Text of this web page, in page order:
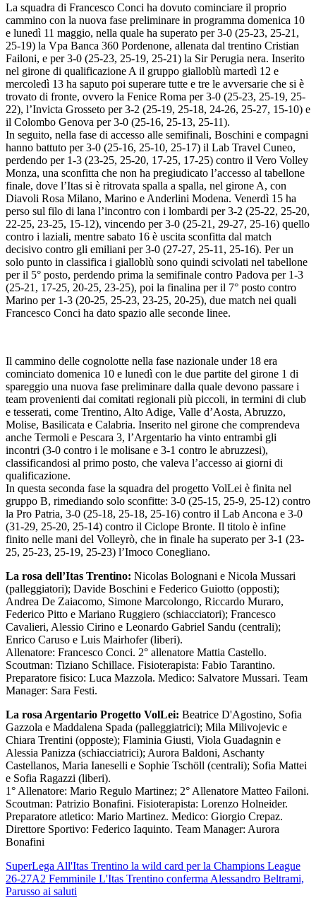
La squadra di Francesco Conci ha dovuto cominciare il proprio
cammino con la nuova fase preliminare in programma domenica 10
e lunedì 11 maggio, nella quale ha superato per 3-0 (25-23, 25-21,
25-19) la Vpa Banca 360 Pordenone, allenata dal trentino Cristian
Failoni, e per 3-0 (25-23, 25-19, 25-21) la Sir Perugia nera. Inserito
nel girone di qualificazione A il gruppo gialloblù martedì 12 e
mercoledì 13 ha saputo poi superare tutte e tre le avversarie che si è
trovato di fronte, ovvero la Fenice Roma per 3-0 (25-23, 25-19, 25-
22), l’Invicta Grosseto per 3-2 (25-19, 25-18, 24-26, 25-27, 15-10) e
il Colombo Genova per 3-0 (25-16, 25-13, 25-11).
In seguito, nella fase di accesso alle semifinali, Boschini e compagni
hanno battuto per 3-0 (25-16, 25-10, 25-17) il Lab Travel Cuneo,
perdendo per 1-3 (23-25, 25-20, 17-25, 17-25) contro il Vero Volley
Monza, una sconfitta che non ha pregiudicato l’accesso al tabellone
finale, dove l’Itas si è ritrovata spalla a spalla, nel girone A, con
Diavoli Rosa Milano, Marino e Anderlini Modena. Venerdì 15 ha
perso sul filo di lana l’incontro con i lombardi per 3-2 (25-22, 25-20,
22-25, 23-25, 15-12), vincendo per 3-0 (25-21, 29-27, 25-16) quello
contro i laziali, mentre sabato 16 è uscita sconfitta dal match
decisivo contro gli emiliani per 3-0 (27-27, 25-11, 25-16). Per un
solo punto in classifica i gialloblù sono quindi scivolati nel tabellone
per il 5° posto, perdendo prima la semifinale contro Padova per 1-3
(25-21, 17-25, 20-25, 23-25), poi la finalina per il 7° posto contro
Marino per 1-3 (20-25, 25-23, 23-25, 20-25), due match nei quali
Francesco Conci ha dato spazio alle seconde linee.
Il cammino delle cognolotte nella fase nazionale under 18 era
cominciato domenica 10 e lunedì con le due partite del girone 1 di
spareggio una nuova fase preliminare dalla quale devono passare i
team provenienti dai comitati regionali più piccoli, in termini di club
e tesserati, come Trentino, Alto Adige, Valle d’Aosta, Abruzzo,
Molise, Basilicata e Calabria. Inserito nel girone che comprendeva
anche Termoli e Pescara 3, l’Argentario ha vinto entrambi gli
incontri (3-0 contro i le molisane e 3-1 contro le abruzzesi),
classificandosi al primo posto, che valeva l’accesso ai giorni di
qualificazione.
In questa seconda fase la squadra del progetto VolLei è finita nel
gruppo B, rimediando solo sconfitte: 3-0 (25-15, 25-9, 25-12) contro
la Pro Patria, 3-0 (25-18, 25-18, 25-16) contro il Lab Ancona e 3-0
(31-29, 25-20, 25-14) contro il Ciclope Bronte. Il titolo è infine
finito nelle mani del Volleyrò, che in finale ha superato per 3-1 (23-
25, 25-23, 25-19, 25-23) l’Imoco Conegliano.
La rosa dell’Itas Trentino: Nicolas Bolognani e Nicola Mussari
(palleggiatori); Davide Boschini e Federico Guiotto (opposti);
Andrea De Zaiacomo, Simone Marcolongo, Riccardo Muraro,
Federico Pitto e Mariano Ruggiero (schiacciatori); Francesco
Cavalieri, Alessio Cirino e Leonardo Gabriel Sandu (centrali);
Enrico Caruso e Luis Mairhofer (liberi).
Allenatore: Francesco Conci. 2° allenatore Mattia Castello.
Scoutman: Tiziano Schillace. Fisioterapista: Fabio Tarantino.
Preparatore fisico: Luca Mazzola. Medico: Salvatore Mussari. Team
Manager: Sara Festi.
La rosa Argentario Progetto VolLei: Beatrice D'Agostino, Sofia
Gazzola e Maddalena Spada (palleggiatrici); Mila Milivojevic e
Chiara Trentini (opposte); Flaminia Giusti, Viola Guadagnin e
Alessia Panizza (schiacciatrici); Aurora Baldoni, Aschanty
Castellanos, Maria Ianeselli e Sophie Tschöll (centrali); Sofia Mattei
e Sofia Ragazzi (liberi).
1° Allenatore: Mario Regulo Martinez; 2° Allenatore Matteo Failoni.
Scoutman: Patrizio Bonafini. Fisioterapista: Lorenzo Holneider.
Preparatore atletico: Mario Martinez. Medico: Giorgio Crepaz.
Direttore Sportivo: Federico Iaquinto. Team Manager: Aurora
Bonafini
SuperLega All'Itas Trentino la wild card per la Champions League
26-27A2 Femminile L'Itas Trentino conferma Alessandro Beltrami,
Parusso ai saluti